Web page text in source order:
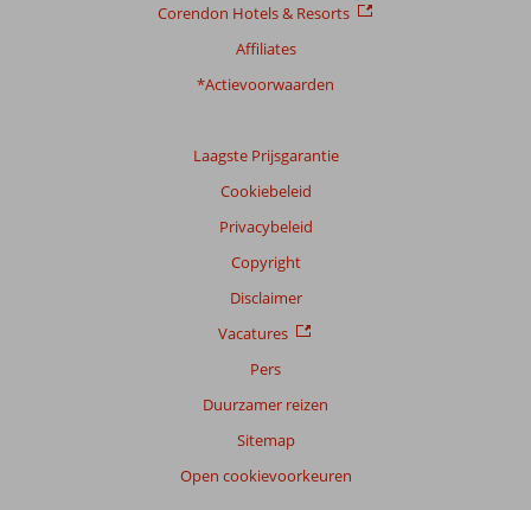
Corendon Hotels & Resorts
Affiliates
*Actievoorwaarden
Laagste Prijsgarantie
Cookiebeleid
Privacybeleid
Copyright
Disclaimer
Vacatures
Pers
Duurzamer reizen
Sitemap
Open cookievoorkeuren